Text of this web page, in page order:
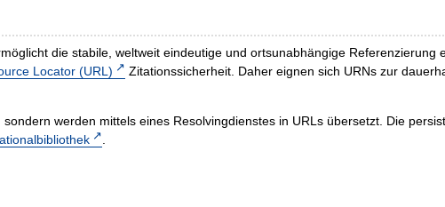
die stabile, weltweit eindeutige und ortsunabhängige Referenzierung
Locator (URL)
Zitationssicherheit. Daher eignen sich URNs zur
werden mittels eines Resolvingdienstes in URLs übersetzt. Die
.